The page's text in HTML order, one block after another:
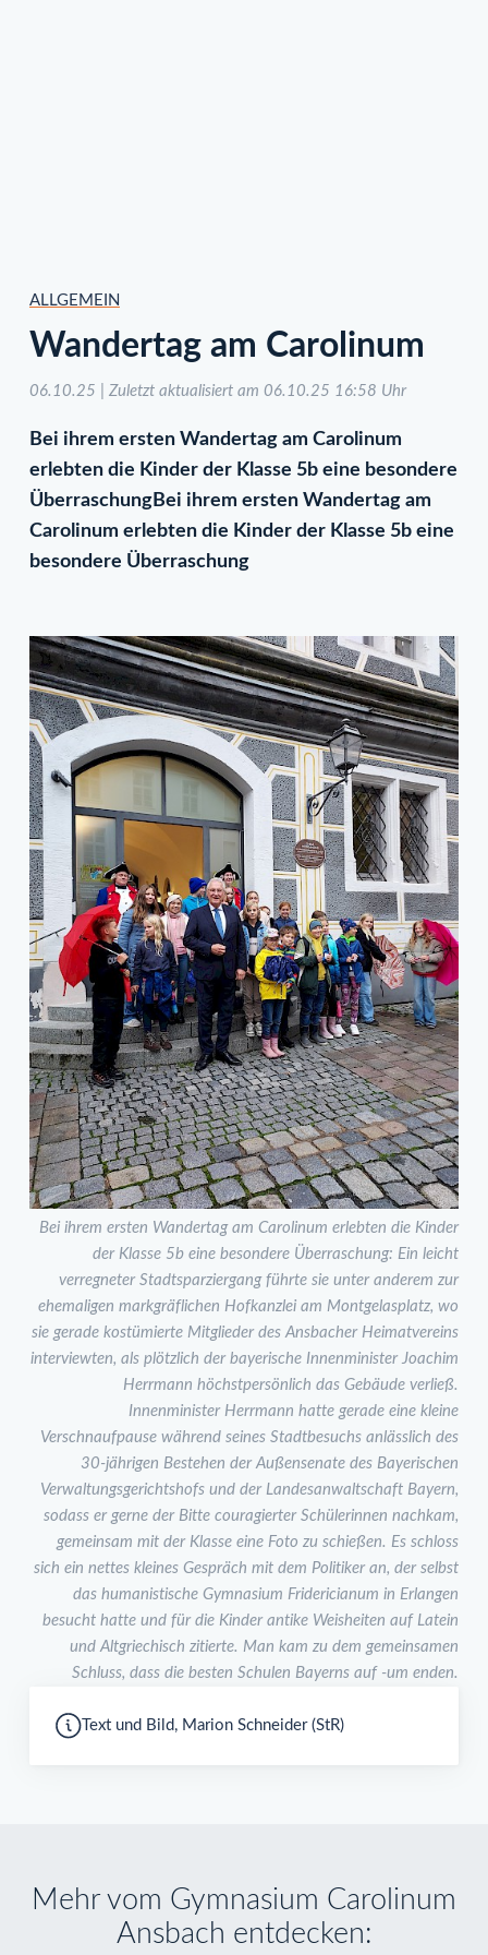
ALLGEMEIN
Wandertag am Carolinum
06.10.25 | Zuletzt aktualisiert am 06.10.25 16:58 Uhr
Bei ihrem ersten Wandertag am Carolinum
erlebten die Kinder der Klasse 5b eine besondere
ÜberraschungBei ihrem ersten Wandertag am
Carolinum erlebten die Kinder der Klasse 5b eine
besondere Überraschung
Bei ihrem ersten Wandertag am Carolinum erlebten die Kinder
der Klasse 5b eine besondere Überraschung: Ein leicht
verregneter Stadtsparziergang führte sie unter anderem zur
ehemaligen markgräflichen Hofkanzlei am Montgelasplatz, wo
sie gerade kostümierte Mitglieder des Ansbacher Heimatvereins
interviewten, als plötzlich der bayerische Innenminister Joachim
Herrmann höchstpersönlich das Gebäude verließ.
Innenminister Herrmann hatte gerade eine kleine
Verschnaufpause während seines Stadtbesuchs anlässlich des
30-jährigen Bestehen der Außensenate des Bayerischen
Verwaltungsgerichtshofs und der Landesanwaltschaft Bayern,
sodass er gerne der Bitte couragierter Schülerinnen nachkam,
gemeinsam mit der Klasse eine Foto zu schießen. Es schloss
sich ein nettes kleines Gespräch mit dem Politiker an, der selbst
das humanistische Gymnasium Fridericianum in Erlangen
besucht hatte und für die Kinder antike Weisheiten auf Latein
und Altgriechisch zitierte. Man kam zu dem gemeinsamen
Schluss, dass die besten Schulen Bayerns auf -um enden.
Text und Bild, Marion Schneider (StR)
Mehr vom Gymnasium Carolinum
Ansbach entdecken: